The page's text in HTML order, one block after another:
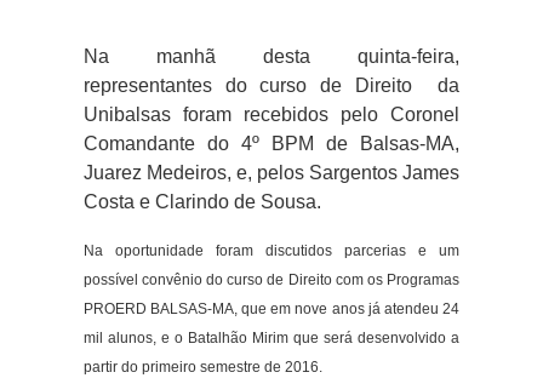
Na manhã desta quinta-feira,
representantes do curso de Direito da
Unibalsas foram recebidos pelo Coronel
Comandante do 4º BPM de Balsas-MA,
Juarez Medeiros, e, pelos Sargentos James
Costa e Clarindo de Sousa.
Na oportunidade foram discutidos parcerias e um
possível convênio do curso de Direito com os Programas
PROERD BALSAS-MA, que em nove anos já atendeu 24
mil alunos, e o Batalhão Mirim que será desenvolvido a
partir do primeiro semestre de 2016.